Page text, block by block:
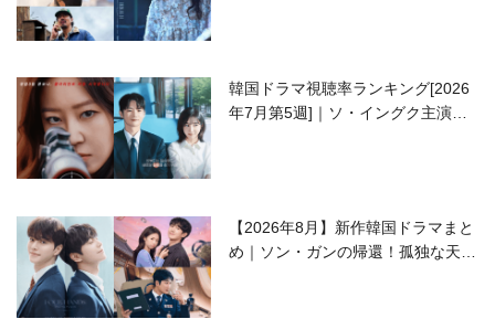
韓国ドラマ視聴率ランキング[2026
年7月第5週]｜ソ・イングク主演の
【2026年8月】新作韓国ドラマまと
め｜ソン・ガンの帰還！孤独な天才